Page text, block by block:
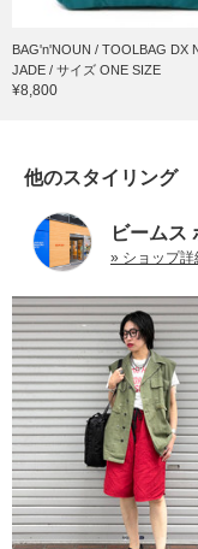
BAG'n'NOUN / TOOLBAG DX
JADE / サイズ ONE SIZE
¥8,800
他のスタイリング
ビームス
» ショップ